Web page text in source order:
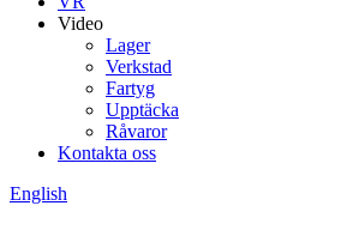
Video
Lager
Verkstad
Fartyg
Upptäcka
Råvaror
Kontakta oss
English